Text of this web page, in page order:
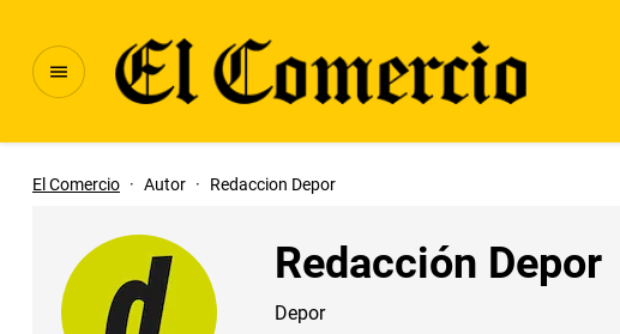
El Comercio · Autor · Redaccion Depor
Redacción Depor
Depor